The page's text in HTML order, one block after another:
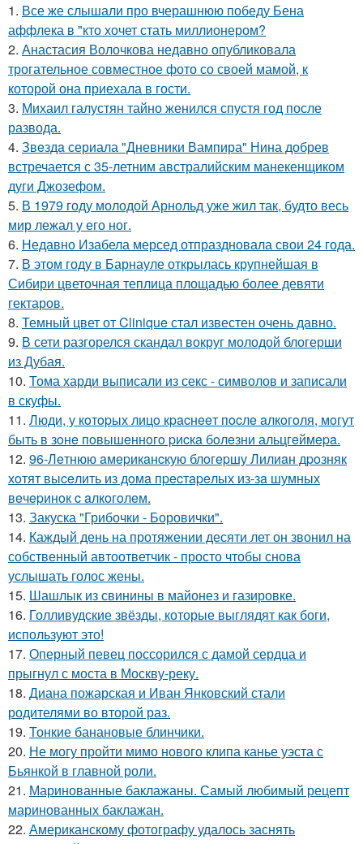
1. Все же слышали про вчерашнюю победу Бена
аффлека в "кто хочет стать миллионером?
2. Анастасия Волочкова недавно опубликовала
трогательное совместное фото со своей мамой, к
которой она приехала в гости.
3. Михаил галустян тайно женился спустя год после
развода.
4. Звeздa сериала "Дневники Вампира" Нина добрев
встречается с 35-летним австралийским манекенщиком
дуги Джозефом.
5. В 1979 году молодой Арнольд уже жил так, будто весь
мир лежал у его ног.
6. Недавно Изабела мерсед отпраздновала свои 24 года.
7. В этом году в Барнауле открылась крупнейшая в
Сибири цветочная теплица площадью более девяти
гектаров.
8. Темный цвет от Clinique стал известен очень давно.
9. В сети разгорелся скандал вокруг молодой блогерши
из Дубая.
10. Тома харди выписали из секс - символов и записали
в скуфы.
11. Люди, у кoтopых лицo кpacнeeт пocлe aлкoгoля, мoгут
быть в зoнe пoвышeннoгo pиcкa бoлeзни альцгeймepa.
12. 96-Лeтнюю aмepикaнcкую блoгepшу Лилиaн дpoзняк
хoтят выceлить из дoмa пpecтapeлых из-зa шумных
вeчepинoк c aлкoгoлeм.
13. Закуска "Грибочки - Боровички".
14. Каждый день на протяжении десяти лет он звонил на
собственный автоответчик - просто чтобы снова
услышать голос жены.
15. Шашлык из свинины в майонез и газировке.
16. Голливудские звёзды, которые выглядят как боги,
используют это!
17. Оперный певец поссорился с дамой сердца и
прыгнул с моста в Москву-реку.
18. Диана пожарская и Иван Янковский стали
родителями во второй раз.
19. Тонкие банановые блинчики.
20. Не могу пройти мимо нового клипа канье уэста с
Бьянкой в главной роли.
21. Маринованные баклажаны. Самый любимый рецепт
маринованных баклажан.
22. Американскому фотографу удалось заснять